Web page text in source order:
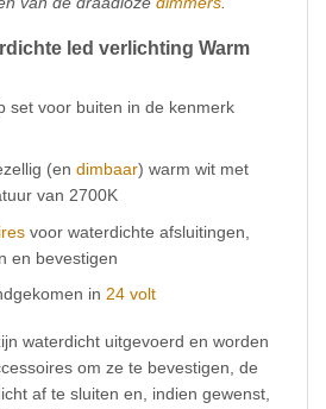
led verlichting Warm
set voor buiten in de kenmerk
(endimbaar) warm wit met
van 2700K
voor waterdichte afsluitingen,
en bevestigen
in 24 volt
waterdicht uitgevoerd en worden
om ze te bevestigen, de
af te sluiten en, indien gewenst,